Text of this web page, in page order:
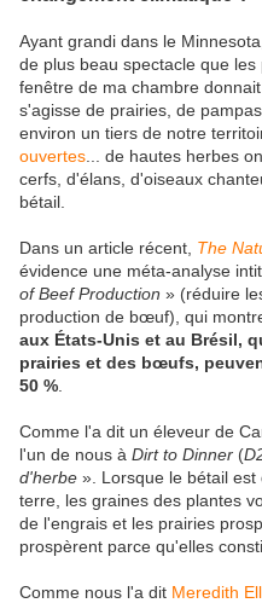
Ayant grandi dans le
de plus beau spectacle que
fenêtre de ma chambre
s'agisse de prairies, de
environ un tiers de notre
ouvertes ... de hautes herbes
cerfs, d'élans, d'oiseaux
bétail.
Dans un article récent, The
évidence une méta-analyse
of Beef Production » (réduire
production de bœuf), qui
aux États-Unis et au Brésil,
prairies et des bœufs,
50 %
Comme l'a dit un éleveur de
l'un de nous à Dirt to Dinner (
d'herbe ». Lorsque le bétail
terre, les graines des plantes
de l'engrais et les prairies
prospèrent parce qu'elles
Comme nous l'a dit Meredith